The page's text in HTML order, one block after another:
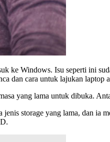
ke Windows. Isu seperti ini
dan cara untuk lajukan laptop
yang lama untuk dibuka.
storage yang lama, dan ia